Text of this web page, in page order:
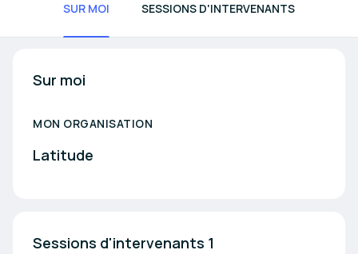
SUR MOI SESSIONS D'INTERVENANTS
Sur moi
MON ORGANISATION
Latitude
Sessions d'intervenants 1